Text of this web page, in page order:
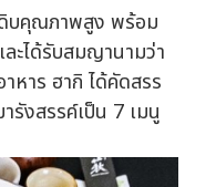
บคุณภาพสูง พร้อม
ะได้รับสมญานามว่า
หาร ฮากิ ได้คัดสรร
รังสรรค์เป็น 7 เมนู